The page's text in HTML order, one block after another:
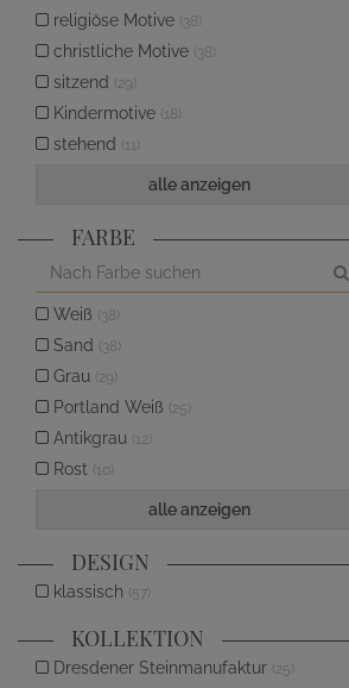
religiöse Motive (38)
christliche Motive (38)
sitzend (29)
Kindermotive (18)
stehend (11)
alle anzeigen
FARBE
Weiß (38)
Sand (38)
Grau (29)
Portland Weiß (25)
Antikgrau (12)
Rost (10)
alle anzeigen
DESIGN
klassisch (57)
KOLLEKTION
Dresdener Steinmanufaktur (25)